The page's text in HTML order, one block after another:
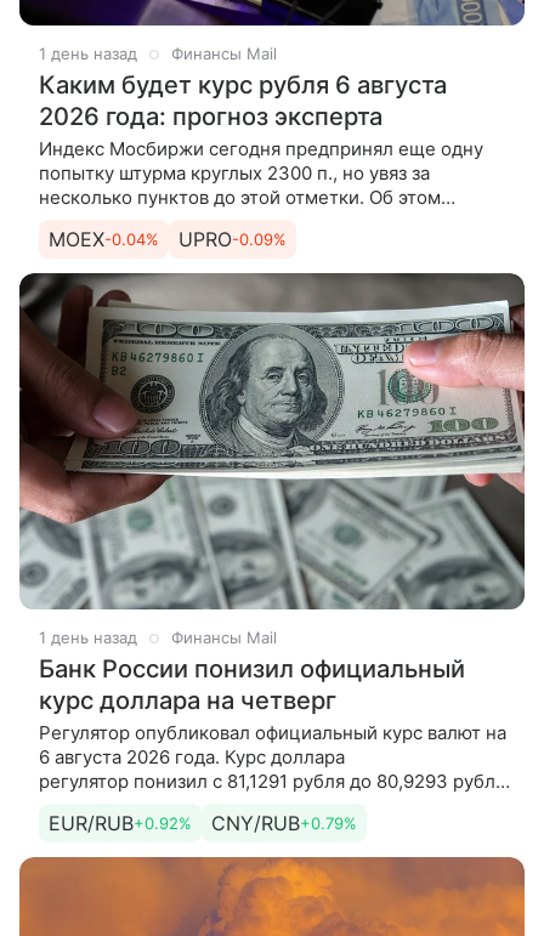
1 день назад Финансы Mail
Каким будет курс рубля 6 августа
2026 года: прогноз эксперта
Индекс Мосбиржи сегодня предпринял еще одну
попытку штурма круглых 2300 п., но увяз за
несколько пунктов до этой отметки. Об этом
Мир инвестиций» Андрей
MOEX-0.04% UPRO-0.09%
1 день назад Финансы Mail
Банк России понизил официальный
курс доллара на четверг
Регулятор опубликовал официальный курс валют на
6 августа 2026 года. Курс доллара
регулятор понизил с 81,1291 рубля до 80,9293 рубля.
93,1901 рубля. Кроме
EUR/RUB+0.92% CNY/RUB+0.79%